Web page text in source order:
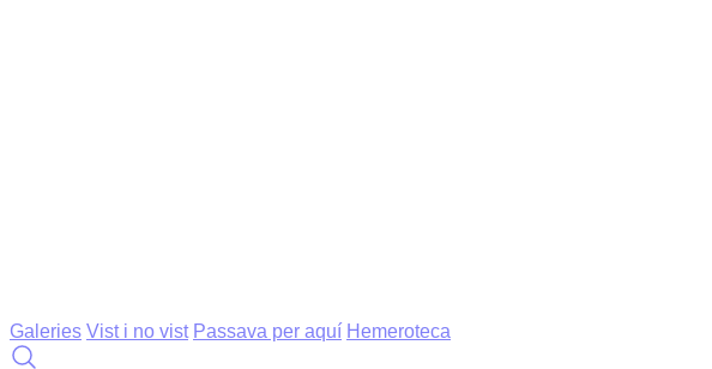
Galeries Vist i no vist Passava per aquí Hemeroteca